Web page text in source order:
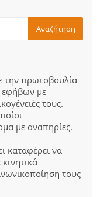
την πρωτοβουλία
εφήβων με
τους.
με αναπηρίες.
καταφέρει να
τους